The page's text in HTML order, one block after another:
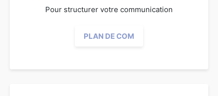
Pour structurer votre communication
PLAN DE COM